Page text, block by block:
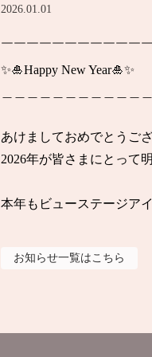
2026.01.01
￣￣￣￣￣￣￣￣￣￣￣
✨🎍Happy New Year🎍✨
あけましておめでとうご
2026年が皆さまにとって
本年もビューステージア
お知らせ一覧はこちら